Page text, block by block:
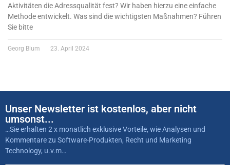
Aktivitäten die Adressqualität fest? Wir haben hierzu eine einfache
Methode entwickelt. Was sind die wichtigsten Maßnahmen? Führen
Sie bitte
Georg Blum 23. April 2024
Unser Newsletter ist kostenlos, aber nicht
umsonst...
…Sie erhalten 2 x monatlich exklusive Vorteile, wie Analysen und
Kommentare zu Software-Produkten, Recht und Marketing
Technology, u.v.m…